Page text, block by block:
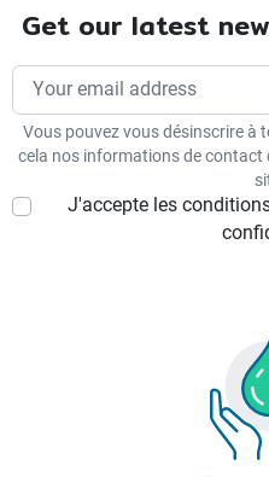
Get our latest
Vous pouvez vous désinscrire à
cela nos informations de
J'accepte les